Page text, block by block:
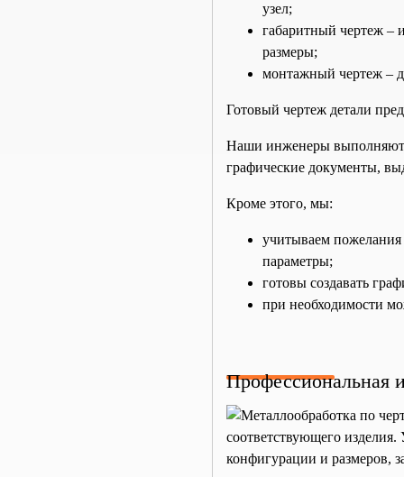
узел;
габаритный чертеж –
размеры;
монтажный чертеж –
Готовый чертеж детали
Наши инженеры
графические документы,
Кроме этого, мы:
учитываем пожелания
параметры;
готовы создавать
при необходимости
Профессиональная
соответствующего
конфигурации и размеров,